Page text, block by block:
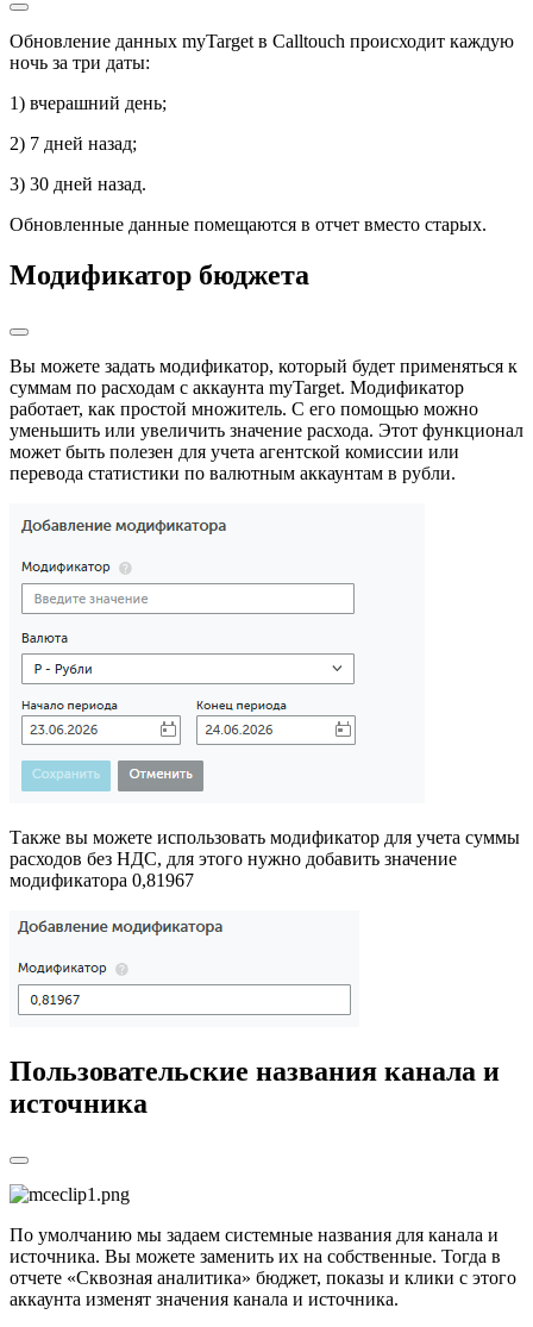
Обновление данных myTarget в Calltouch происходит каждую
ночь за три даты:
1) вчерашний день;
2) 7 дней назад;
3) 30 дней назад.
Обновленные данные помещаются в отчет вместо старых.
Модификатор бюджета
Вы можете задать модификатор, который будет применяться к
суммам по расходам с аккаунта myTarget. Модификатор
работает, как простой множитель. С его помощью можно
уменьшить или увеличить значение расхода. Этот функционал
может быть полезен для учета агентской комиссии или
перевода статистики по валютным аккаунтам в рубли.
Также вы можете использовать модификатор для учета суммы
расходов без НДС, для этого нужно добавить значение
модификатора 0,81967
Пользовательские названия канала и
источника
По умолчанию мы задаем системные названия для канала и
источника. Вы можете заменить их на собственные. Тогда в
отчете «Сквозная аналитика» бюджет, показы и клики с этого
аккаунта изменят значения канала и источника.